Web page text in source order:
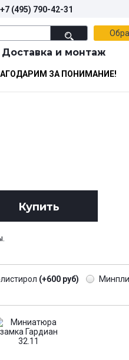
+7 (495) 790-42-31
Доставка и монтаж
ЗА ПОНИМАНИЕ!
Купить
(+600 руб)